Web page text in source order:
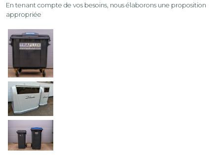
En tenant compte de vos besoins, nous élaborons une proposition
appropriée